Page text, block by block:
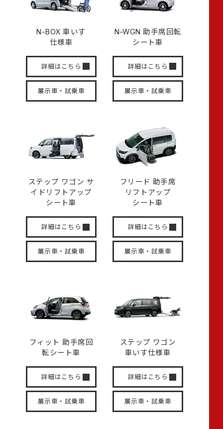
N-BOX車いす
仕様車
詳細はこちら
展示車・試乗車
N-WGN 助手席回転
シート車
詳細はこちら
展示車・試乗車
ステップ ワゴン サ
イド リフトアップ
シート車
詳細はこちら
展示車・試乗車
フリード 助手席
リフトアップ
シート車
詳細はこちら
展示車・試乗車
フィット 助手席回
転シート車
詳細はこちら
展示車・試乗車
ステップ ワゴン
車いす仕様車
詳細はこちら
展示車・試乗車